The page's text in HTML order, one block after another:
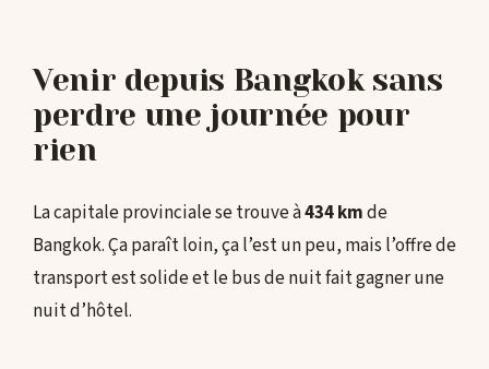
Venir depuis Bangkok sans
perdre une journée pour
rien
La capitale provinciale se trouve à434 kmde
Bangkok. Ça paraît loin, ça l’est un peu, mais l’offre de
transport est solide et le bus de nuit fait gagner une
nuit d’hôtel.